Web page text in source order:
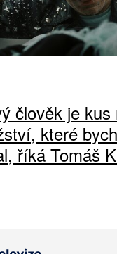
člověk je
které
říká Tomáš